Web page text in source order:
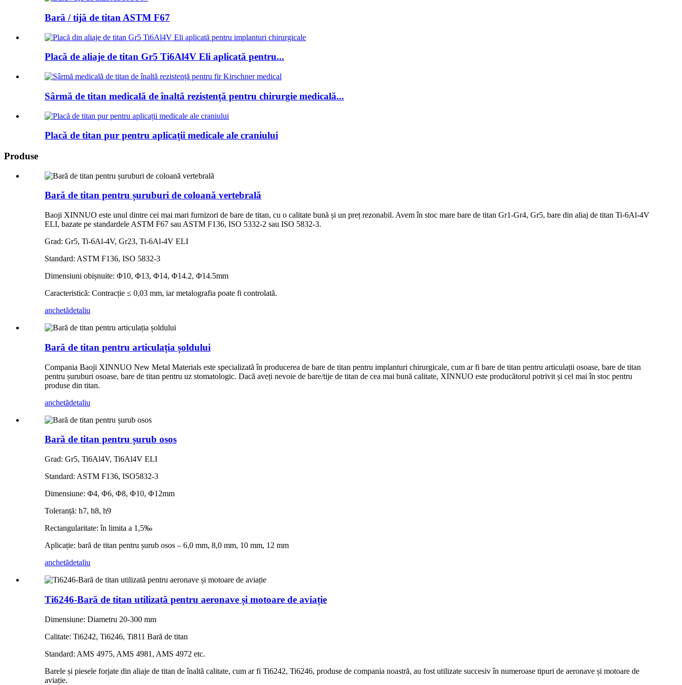
Bară / tijă de titan ASTM F67
Placă de aliaje de titan Gr5 Ti6Al4V Eli aplicată pentru...
Sârmă de titan medicală de înaltă rezistență pentru chirurgie medicală...
Placă de titan pur pentru aplicații medicale ale craniului
Produse
Bară de titan pentru șuruburi de coloană vertebrală
Baoji XINNUO este unul dintre cei mai mari furnizori de bare de titan, cu o calitate bună și un preț rezonabil. Avem în stoc mare bare de titan Gr1-Gr4, Gr5, bare din aliaj de titan Ti-6Al-4V
ELI, bazate pe standardele ASTM F67 sau ASTM F136, ISO 5332-2 sau ISO 5832-3.
Grad: Gr5, Ti-6Al-4V, Gr23, Ti-6Al-4V ELI
Standard: ASTM F136, ISO 5832-3
Dimensiuni obișnuite: Φ10, Φ13, Φ14, Φ14.2, Φ14.5mm
Caracteristică: Contracție ≤ 0,03 mm, iar metalografia poate fi controlată.
anchetădetaliu
Bară de titan pentru articulația șoldului
Compania Baoji XINNUO New Metal Materials este specializată în producerea de bare de titan pentru implanturi chirurgicale, cum ar fi bare de titan pentru articulații osoase, bare de titan
pentru șuruburi osoase, bare de titan pentru uz stomatologic. Dacă aveți nevoie de bare/tije de titan de cea mai bună calitate, XINNUO este producătorul potrivit și cel mai în stoc pentru
produse din titan.
anchetădetaliu
Bară de titan pentru șurub osos
Grad: Gr5, Ti6Al4V, Ti6Al4V ELI
Standard: ASTM F136, ISO5832-3
Dimensiune: Φ4, Φ6, Φ8, Φ10, Φ12mm
Toleranță: h7, h8, h9
Rectangularitate: în limita a 1,5‰
Aplicație: bară de titan pentru șurub osos – 6,0 mm, 8,0 mm, 10 mm, 12 mm
anchetădetaliu
Ti6246-Bară de titan utilizată pentru aeronave și motoare de aviație
Dimensiune: Diametru 20-300 mm
Calitate: Ti6242, Ti6246, Ti811 Bară de titan
Standard: AMS 4975, AMS 4981, AMS 4972 etc.
Barele și piesele forjate din aliaje de titan de înaltă calitate, cum ar fi Ti6242, Ti6246, produse de compania noastră, au fost utilizate succesiv în numeroase tipuri de aeronave și motoare de
aviație.